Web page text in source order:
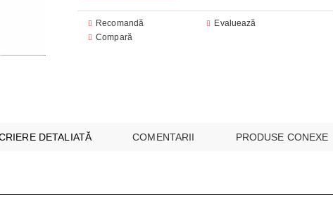
ȘI UMIDIFICATOARE
SUPRAVEGHERE ȘI SECURITATE
INTREȚINERE
Recomandă
Evaluează
Compară
DETALIATĂ COMENTARII PRODUSE CONEXE